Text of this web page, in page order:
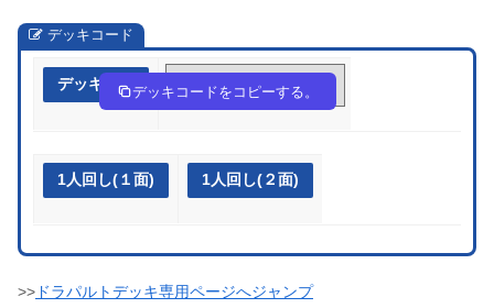
デッキコード
デッキ作成 vbkkwF-4l99Rd-VFVFvv
デッキコードをコピーする。
1人回し(１面) 1人回し(２面)
>> ドラパルトデッキ専用ページへジャンプ